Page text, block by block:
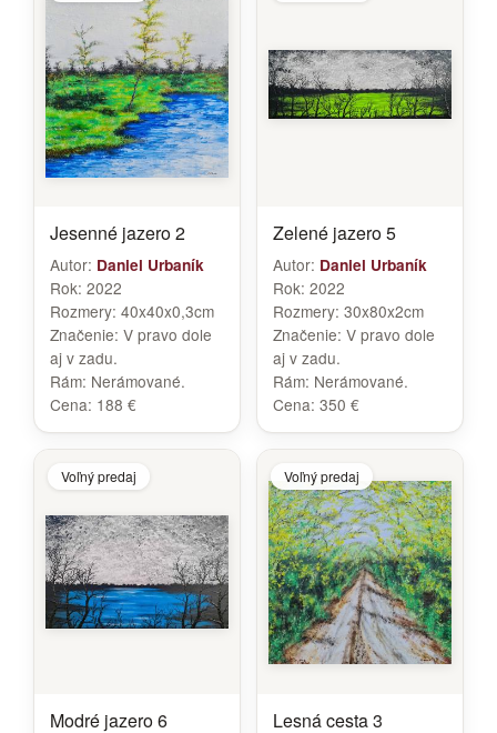
Jesenné jazero 2
Autor: Daniel Urbaník
Rok: 2022
Rozmery: 40x40x0,3cm
Značenie: V pravo dole
aj v zadu.
Rám: Nerámované.
Cena: 188 €
Zelené jazero 5
Autor: Daniel Urbaník
Rok: 2022
Rozmery: 30x80x2cm
Značenie: V pravo dole
aj v zadu.
Rám: Nerámované.
Cena: 350 €
Voľný predaj
Modré jazero 6
Voľný predaj
Lesná cesta 3